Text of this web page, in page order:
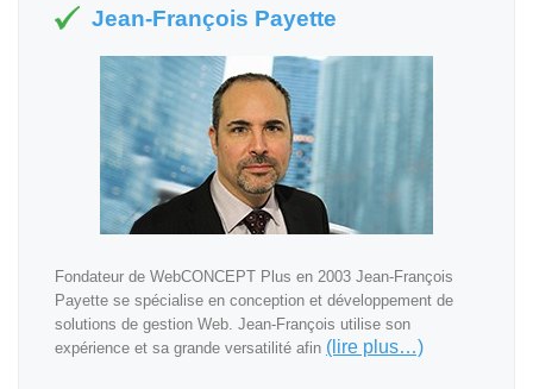
Jean-François Payette
Fondateur de WebCONCEPT Plus en 2003 Jean-François
Payette se spécialise en conception et développement de
solutions de gestion Web. Jean-François utilise son
expérience et sa grande versatilité afin (lire plus…)